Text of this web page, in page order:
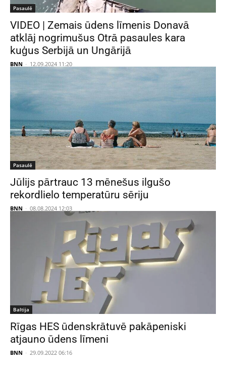
Pasaulē
VIDEO | Zemais ūdens līmenis Donavā
atklāj nogrimušus Otrā pasaules kara
kuģus Serbijā un Ungārijā
BNN - 12.09.2024 11:20
Pasaulē
Jūlijs pārtrauc 13 mēnešus ilgušo
rekordlielo temperatūru sēriju
BNN - 08.08.2024 12:03
Baltija
Rīgas HES ūdenskrātuvē pakāpeniski
atjauno ūdens līmeni
BNN - 29.09.2022 06:16